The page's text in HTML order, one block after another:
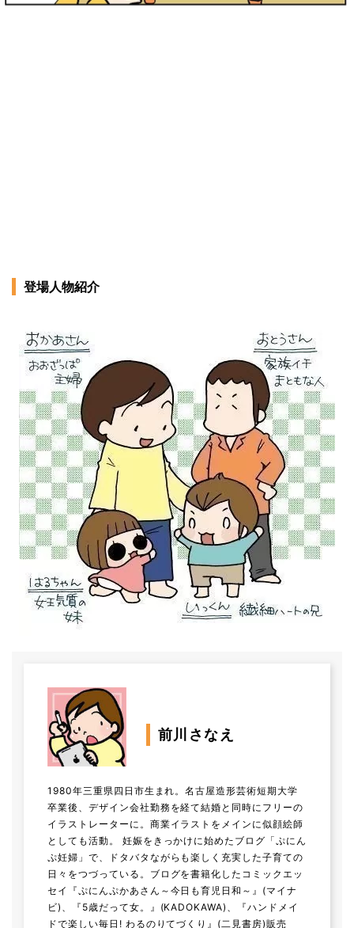
登場人物紹介
前川さなえ
1980年三重県四日市生まれ。名古屋造形芸術短期大学
卒業後、デザイン会社勤務を経て結婚と同時にフリーの
イラストレーターに。商業イラストをメインに似顔絵師
としても活動。 妊娠をきっかけに始めたブログ「ぷにん
ぷ妊婦」で、ドタバタながらも楽しく充実した子育ての
日々をつづっている。ブログを書籍化したコミックエッ
セイ『ぷにんぷかあさん～今日も育児日和～』(マイナ
ビ)、『5歳だって女。』(KADOKAWA)、『ハンドメイ
ドで楽しい毎日! わるのりてづくり』(二見書房)販売